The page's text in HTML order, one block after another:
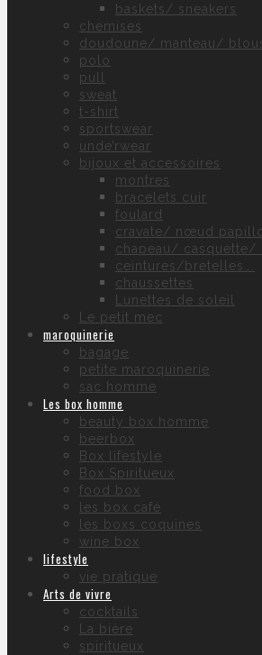
baskets/ sneakers
chemises
doudoune/ manteau/
polo
pull
sweat
t-shirt
sportswear
unde’rwear
bijoux et accessoires
montres
bracelets cuir
foulard
cravate/ nœud
chapeau/ casquette/
ceintures/bretelles….
chaussettes
Lunettes de soleil
Le petit mec
maroquinerie
bagage
petite maroquinerie
sac homme
Les box homme
beauty box homme
beerbox
Box lifestyle
Box Spiritueux
food box
les box café
les boxs coquines
wine box
lifestyle
vie pratique
Arts de vivre
cocktails
La bière
spiritueux